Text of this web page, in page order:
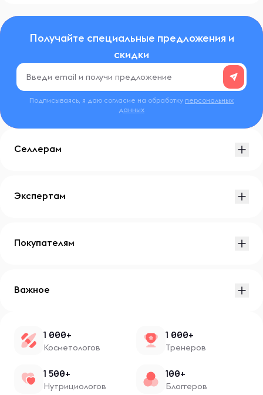
Получайте специальные предложения и
скидки
Подписываясь, я даю согласие на обработку персональных
данных
Селлерам
Экспертам
Покупателям
Важное
1 000+
Косметологов
1 000+
Тренеров
1 500+
Нутрициологов
100+
Блоггеров